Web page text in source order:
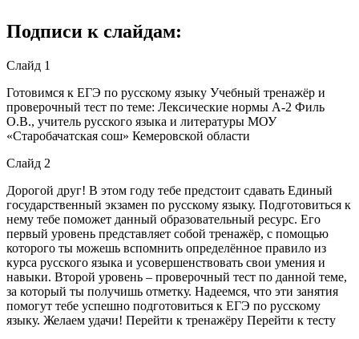
Подписи к слайдам:
Слайд 1
Готовимся к ЕГЭ по русскому языку Учебный тренажёр и
проверочный тест по теме: Лексические нормы А-2 Филь
О.В., учитель русского языка и литературы МОУ
«Старобачатская сош» Кемеровской области
Слайд 2
Дорогой друг! В этом году тебе предстоит сдавать Единый
государственный экзамен по русскому языку. Подготовиться к
нему тебе поможет данный образовательный ресурс. Его
первый уровень представляет собой тренажёр, с помощью
которого ты можешь вспомнить определённое правило из
курса русского языка и усовершенствовать свои умения и
навыки. Второй уровень – проверочный тест по данной теме,
за который ты получишь отметку. Надеемся, что эти занятия
помогут тебе успешно подготовиться к ЕГЭ по русскому
языку. Желаем удачи! Перейти к тренажёру Перейти к тесту